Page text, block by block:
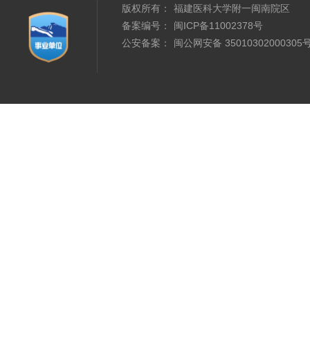
版权所有：
福建医科大学附一闽南院区
备案编号：
闽ICP备11002378号
公安备案：
闽公网安备 35010302000305